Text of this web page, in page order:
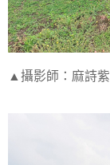
▲攝影師：麻詩紫